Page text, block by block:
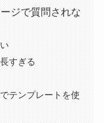
ジで質問されな
すぎる
テンプレートを使